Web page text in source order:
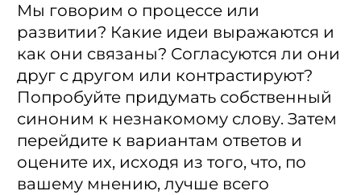
Мы говорим о процессе или
развитии? Какие идеи выражаются и
как они связаны? Согласуются ли они
друг с другом или контрастируют?
Попробуйте придумать собственный
синоним к незнакомому слову. Затем
перейдите к вариантам ответов и
оцените их, исходя из того, что, по
вашему мнению, лучше всего